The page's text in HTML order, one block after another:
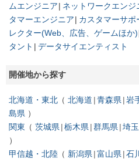
ムエンジニア
ネットワークエンジ
タマーエンジニア
カスタマーサポ
レクター(Web、広告、ゲームほか)
タント
データサイエンティスト
開催地から探す
北海道・東北 北海道 青森県 岩
島県
関東
茨城県 栃木県 群馬県 埼
甲信越・北陸 新潟県 富山県 石